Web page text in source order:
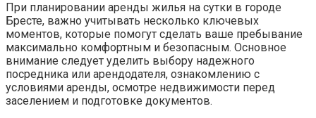
При планировании аренды жилья на сутки в городе
Бресте, важно учитывать несколько ключевых
моментов, которые помогут сделать ваше пребывание
максимально комфортным и безопасным. Основное
внимание следует уделить выбору надежного
посредника или арендодателя, ознакомлению с
условиями аренды, осмотре недвижимости перед
заселением и подготовке документов.